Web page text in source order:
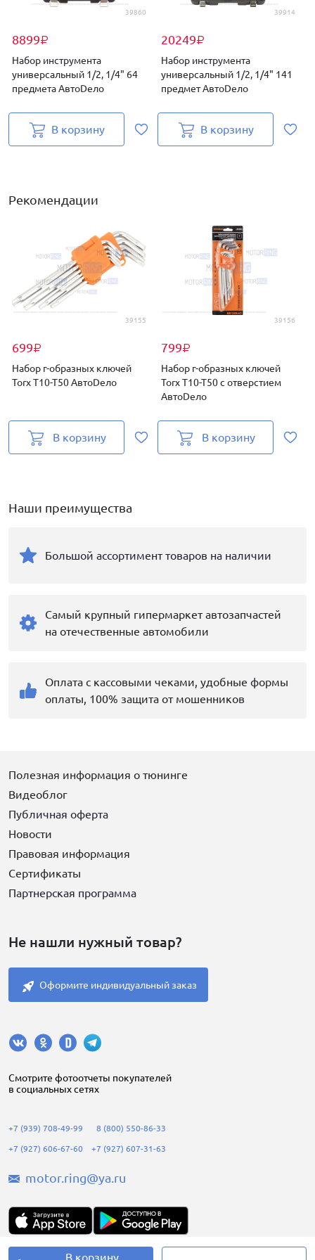
В корзину
39860
8899₽
Набор инструмента
универсальный 1/2, 1/4" 64
предмета АвтоDело
В корзину
39914
20249₽
Набор инструмента
универсальный 1/2, 1/4" 141
предмет АвтоDело
В корзину
Рекомендации
39155
699₽
Набор г-образных ключей
Torx Т10-Т50 АвтоDело
В корзину
39156
799₽
Набор г-образных ключей
Torx Т10-Т50 с отверстием
АвтоDело
В корзину
Наши преимущества
Большой ассортимент товаров на наличии
Самый крупный гипермаркет автозапчастей
на отечественные автомобили
Оплата с кассовыми чеками, удобные формы
оплаты, 100% защита от мошенников
Полезная информация о тюнинге
Видеоблог
Публичная оферта
Новости
Правовая информация
Сертификаты
Партнерская программа
Не нашли нужный товар?
Оформите индивидуальный заказ
Cмотрите фотоотчеты покупателей
в социальных сетях
+7 (939) 708-49-99
+7 (927) 606-67-60
8 (800) 550-86-33
+7 (927) 607-31-63
motor.ring@ya.ru